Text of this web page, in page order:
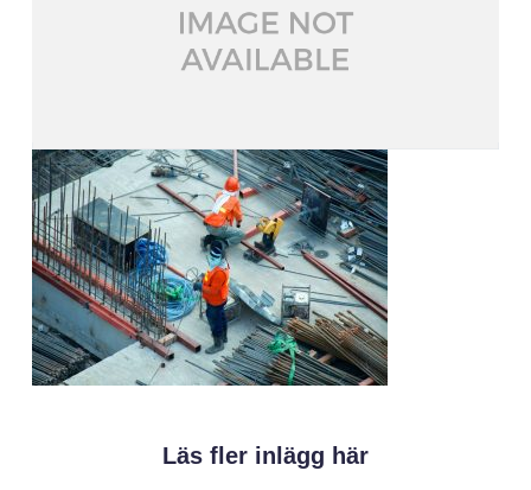
Läs fler inlägg här